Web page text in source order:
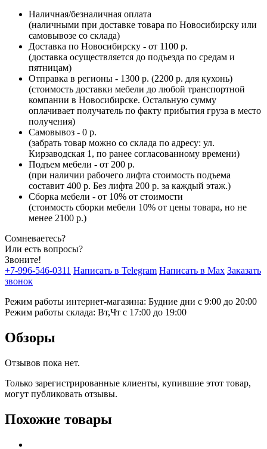
Наличная/безналичная оплата
(наличными при доставке товара по Новосибирску или
самовывозе со склада)
Доставка по Новосибирску - от 1100 р.
(доставка осуществляется до подъезда по средам и
пятницам)
Отправка в регионы - 1300 р. (2200 р. для кухонь)
(стоимость доставки мебели до любой транспортной
компании в Новосибирске. Остальную сумму
оплачивает получатель по факту прибытия груза в место
получения)
Самовывоз - 0 р.
(забрать товар можно со склада по адресу: ул.
Кирзаводская 1, по ранее согласованному времени)
Подъем мебели - от 200 р.
(при наличии рабочего лифта стоимость подъема
составит 400 р. Без лифта 200 р. за каждый этаж.)
Сборка мебели - от 10% от стоимости
(стоимость сборки мебели 10% от цены товара, но не
менее 2100 р.)
Сомневаетесь?
Или есть вопросы?
Звоните!
+7-996-546-0311 Написать в Telegram Написать в Max Заказать
звонок
Режим работы интернет-магазина: Будние дни с 9:00 до 20:00
Режим работы склада: Вт,Чт с 17:00 до 19:00
Обзоры
Отзывов пока нет.
Только зарегистрированные клиенты, купившие этот товар,
могут публиковать отзывы.
Похожие товары